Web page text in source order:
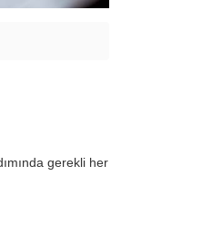
gerekli her